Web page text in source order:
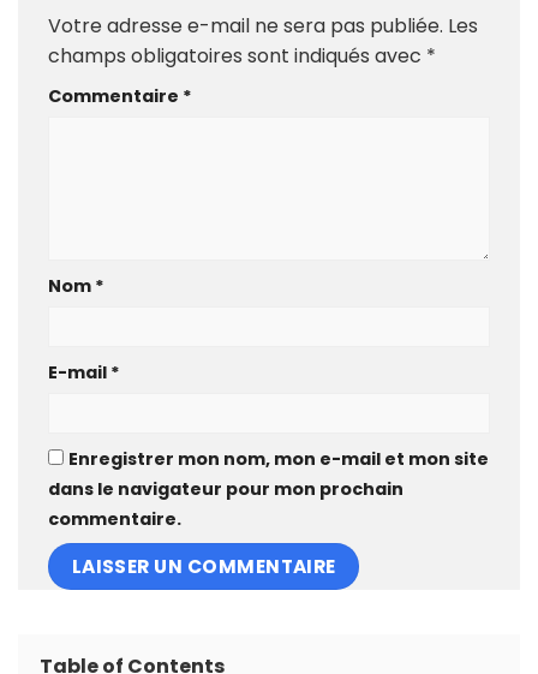
Votre adresse e-mail ne sera pas publiée. Les
champs obligatoires sont indiqués avec *
Commentaire *
Nom *
E-mail *
Enregistrer mon nom, mon e-mail et mon site
dans le navigateur pour mon prochain
commentaire.
Table of Contents